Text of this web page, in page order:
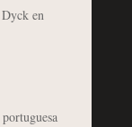
en